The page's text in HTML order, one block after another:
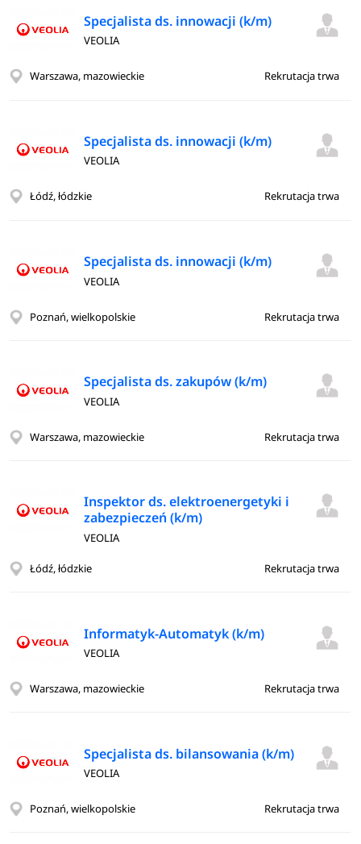
Specjalista ds. innowacji (k/m)
VEOLIA
Warszawa, mazowieckie Rekrutacja trwa
Specjalista ds. innowacji (k/m)
VEOLIA
Łódź, łódzkie Rekrutacja trwa
Specjalista ds. innowacji (k/m)
VEOLIA
Poznań, wielkopolskie Rekrutacja trwa
Specjalista ds. zakupów (k/m)
VEOLIA
Warszawa, mazowieckie Rekrutacja trwa
Inspektor ds. elektroenergetyki i
zabezpieczeń (k/m)
VEOLIA
Łódź, łódzkie Rekrutacja trwa
Informatyk-Automatyk (k/m)
VEOLIA
Warszawa, mazowieckie Rekrutacja trwa
Specjalista ds. bilansowania (k/m)
VEOLIA
Poznań, wielkopolskie Rekrutacja trwa